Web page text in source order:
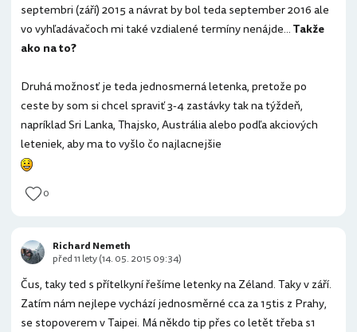
septembri (září) 2015 a návrat by bol teda september 2016 ale
vo vyhľadávačoch mi také vzdialené termíny nenájde...Takže
ako na to?
Druhá možnosť je teda jednosmerná letenka, pretože po
ceste by som si chcel spraviť 3-4 zastávky tak na týždeň,
napríklad Sri Lanka, Thajsko, Austrália alebo podľa akciových
leteniek, aby ma to vyšlo čo najlacnejšie
0
Čus, taky ted s přítelkyní řešíme letenky na Zéland. Taky v září.
Zatím nám nejlepe vychází jednosměrné cca za 15tis z Prahy,
se stopoverem v Taipei. Má někdo tip přes co letět třeba s1
Richard Nemeth
před 11 lety (14. 05. 2015 09:34)